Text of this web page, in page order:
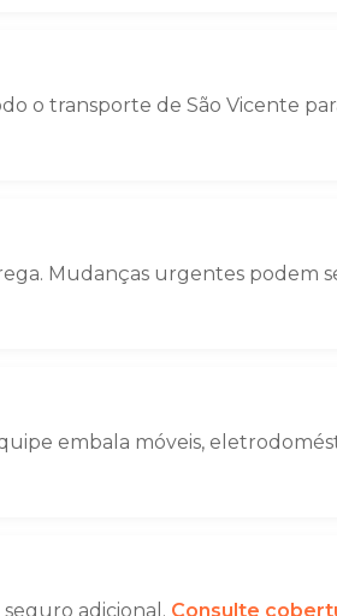
o transporte de São Vicente
Mudanças urgentes podem
embala móveis,
adicional. Consulte